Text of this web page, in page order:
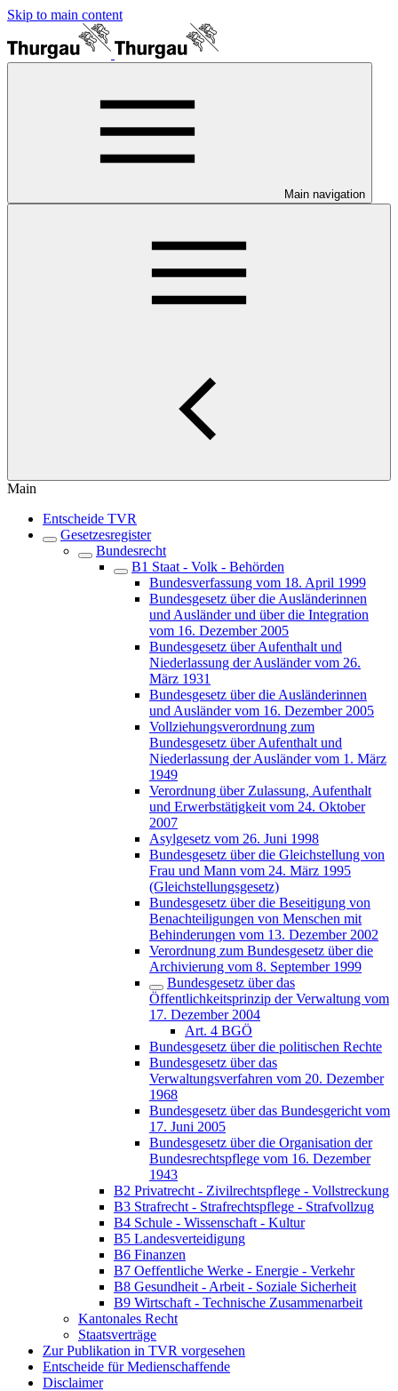
Skip to main content
Main navigation
Main
Entscheide TVR
Gesetzesregister
Bundesrecht
B1 Staat - Volk - Behörden
Bundesverfassung vom 18. April 1999
Bundesgesetz über die Ausländerinnen
und Ausländer und über die Integration
vom 16. Dezember 2005
Bundesgesetz über Aufenthalt und
Niederlassung der Ausländer vom 26.
März 1931
Bundesgesetz über die Ausländerinnen
und Ausländer vom 16. Dezember 2005
Vollziehungsverordnung zum
Bundesgesetz über Aufenthalt und
Niederlassung der Ausländer vom 1. März
1949
Verordnung über Zulassung, Aufenthalt
und Erwerbstätigkeit vom 24. Oktober
2007
Asylgesetz vom 26. Juni 1998
Bundesgesetz über die Gleichstellung von
Frau und Mann vom 24. März 1995
(Gleichstellungsgesetz)
Bundesgesetz über die Beseitigung von
Benachteiligungen von Menschen mit
Behinderungen vom 13. Dezember 2002
Verordnung zum Bundesgesetz über die
Archivierung vom 8. September 1999
Bundesgesetz über das
Öffentlichkeitsprinzip der Verwaltung vom
17. Dezember 2004
Art. 4 BGÖ
Bundesgesetz über die politischen Rechte
Bundesgesetz über das
Verwaltungsverfahren vom 20. Dezember
1968
Bundesgesetz über das Bundesgericht vom
17. Juni 2005
Bundesgesetz über die Organisation der
Bundesrechtspflege vom 16. Dezember
1943
B2 Privatrecht - Zivilrechtspflege - Vollstreckung
B3 Strafrecht - Strafrechtspflege - Strafvollzug
B4 Schule - Wissenschaft - Kultur
B5 Landesverteidigung
B6 Finanzen
B7 Oeffentliche Werke - Energie - Verkehr
B8 Gesundheit - Arbeit - Soziale Sicherheit
B9 Wirtschaft - Technische Zusammenarbeit
Kantonales Recht
Staatsverträge
Zur Publikation in TVR vorgesehen
Entscheide für Medienschaffende
Disclaimer